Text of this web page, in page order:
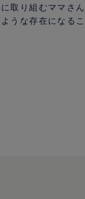
取り組むママさん
うな存在になるこ